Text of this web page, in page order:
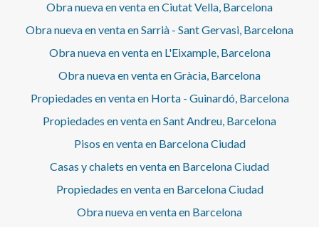
Obra nueva en venta en Ciutat Vella, Barcelona
Obra nueva en venta en Sarrià - Sant Gervasi, Barcelona
Obra nueva en venta en L'Eixample, Barcelona
Obra nueva en venta en Gràcia, Barcelona
Propiedades en venta en Horta - Guinardó, Barcelona
Propiedades en venta en Sant Andreu, Barcelona
Pisos en venta en Barcelona Ciudad
Casas y chalets en venta en Barcelona Ciudad
Propiedades en venta en Barcelona Ciudad
Obra nueva en venta en Barcelona